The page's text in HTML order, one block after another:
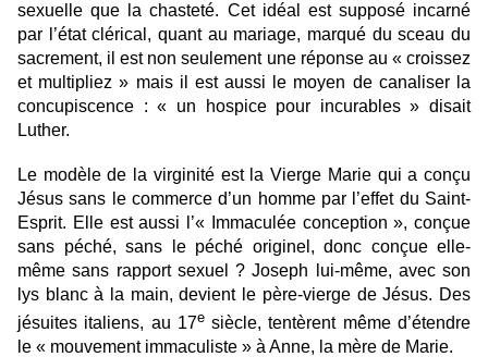
sexuelle que la chasteté. Cet idéal est supposé incarné
par l’état clérical, quant au mariage, marqué du sceau du
sacrement, il est non seulement une réponse au « croissez
et multipliez » mais il est aussi le moyen de canaliser la
concupiscence : « un hospice pour incurables » disait
Luther.
Le modèle de la virginité est la Vierge Marie qui a conçu
Jésus sans le commerce d’un homme par l’effet du Saint-
Esprit. Elle est aussi l’«
Immacul ée conception », conçue
sans péché, sans le péché originel, donc conçue elle-
même sans rapport sexuel ? Joseph lui-même, avec son
lys blanc à la main, devient le père-vierge de Jésus. Des
jésuites italiens, au 17esiècle, tentèrent même d’étendre
le « mouvement immaculiste » à Anne, la mère de Marie.